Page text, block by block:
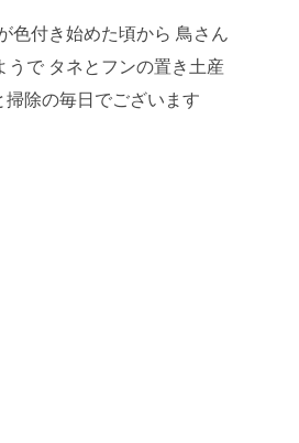
色付き始めた頃から 鳥さん
うで タネとフンの置き土産
掃除の毎日でございます